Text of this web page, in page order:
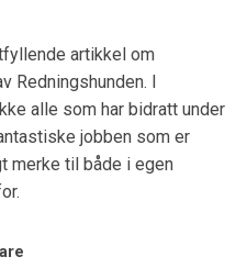
artikkel om
Redningshunden. I
alle som har bidratt under
jobben som er
merke til både i egen